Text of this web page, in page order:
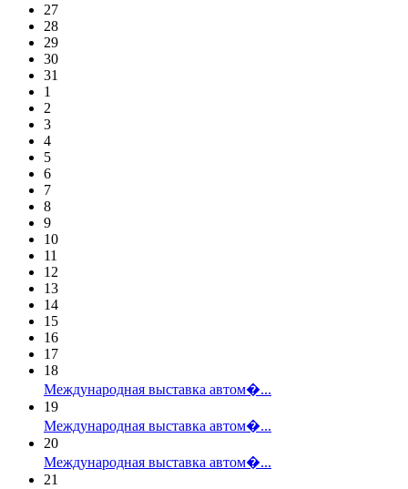
27
28
29
30
31
1
2
3
4
5
6
7
8
9
10
11
12
13
14
15
16
17
18
Международная выставка автом�...
19
Международная выставка автом�...
20
Международная выставка автом�...
21